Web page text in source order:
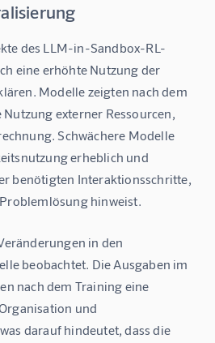
des LLM-in-Sandbox-RL-
eine erhöhte Nutzung der
Modelle zeigten nach dem
externer Ressourcen,
Schwächere Modelle
erheblich und
benötigten Interaktionsschritte,
hinweist.
in den
beobachtet. Die Ausgaben im
nach dem Training eine
und
darauf hindeutet, dass die